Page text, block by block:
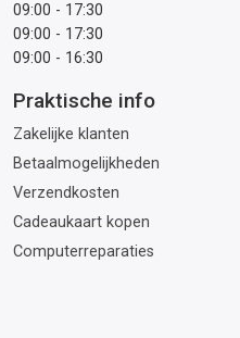
09:00 - 17:30
09:00 - 17:30
09:00 - 16:30
Praktische info
Zakelijke klanten
Betaalmogelijkheden
Verzendkosten
Cadeaukaart kopen
Computerreparaties